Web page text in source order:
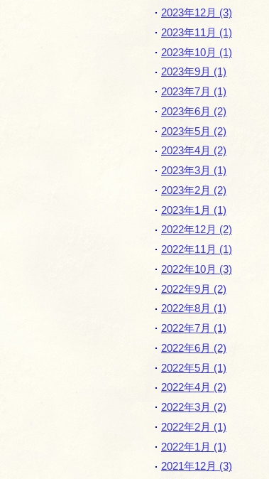
2023年12月 (3)
2023年11月 (1)
2023年10月 (1)
2023年9月 (1)
2023年7月 (1)
2023年6月 (2)
2023年5月 (2)
2023年4月 (2)
2023年3月 (1)
2023年2月 (2)
2023年1月 (1)
2022年12月 (2)
2022年11月 (1)
2022年10月 (3)
2022年9月 (2)
2022年8月 (1)
2022年7月 (1)
2022年6月 (2)
2022年5月 (1)
2022年4月 (2)
2022年3月 (2)
2022年2月 (1)
2022年1月 (1)
2021年12月 (3)